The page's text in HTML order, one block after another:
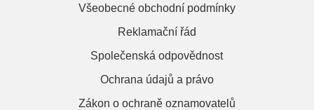
Všeobecné obchodní podmínky
Reklamační řád
Společenská odpovědnost
Ochrana údajů a právo
Zákon o ochraně oznamovatelů